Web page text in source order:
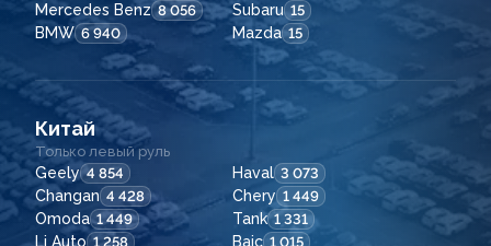
Mercedes Benz 8 056 Subaru 15
BMW 6 940 Mazda 15
Китай
Только левый руль
Geely 4 854 Haval 3 073
Changan 4 428 Chery 1 449
Omoda 1 449 Tank 1 331
Li Auto 1 258 Baic 1 015